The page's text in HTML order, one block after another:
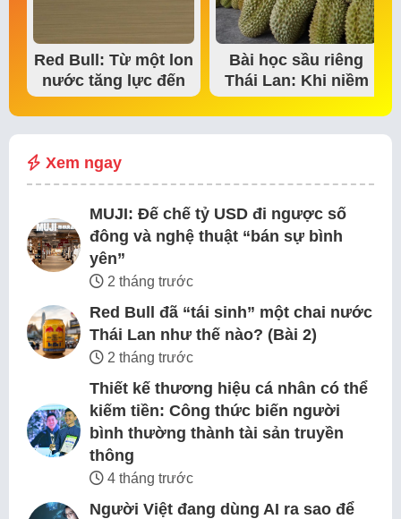
Red Bull: Từ một lon
nước tăng lực đến
đế chế thể…
Bài học sầu riêng
Thái Lan: Khi niềm
tin thị trường bắt…
Xem ngay
MUJI: Đế chế tỷ USD đi ngược số
đông và nghệ thuật “bán sự bình
yên”
2 tháng trước
Red Bull đã “tái sinh” một chai nước
Thái Lan như thế nào? (Bài 2)
2 tháng trước
Thiết kế thương hiệu cá nhân có thể
kiếm tiền: Công thức biến người
bình thường thành tài sản truyền
thông
4 tháng trước
Người Việt đang dùng AI ra sao để